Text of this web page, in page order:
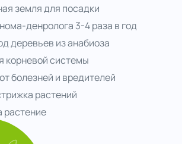
земля для посадки
денролога 3-4 раза в год
деревьев из анабиоза
корневой системы
болезней и вредителей
растений
растение